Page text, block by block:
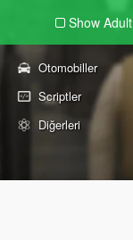
Show Adult
Otomobiller
Scriptler
Diğerleri